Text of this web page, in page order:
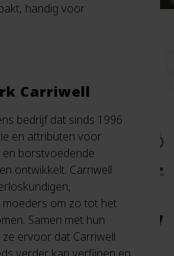
handig voor
Carriwell
bedrijf dat sinds 1996
en attributen voor
borstvoedende
ontwikkelt. Carriwell
om zo tot het
Samen met hun
ervoor dat Carriwell